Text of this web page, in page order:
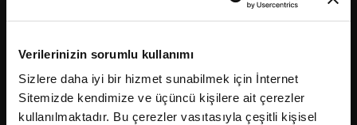
Verilerinizin sorumlu kullanımı
Sizlere daha iyi bir hizmet sunabilmek için İnternet
Sitemizde kendimize ve üçüncü kişilere ait çerezler
kullanılmaktadır. Bu çerezler vasıtasıyla çeşitli kişisel
2026Fikriyat. Tüm hakları saklıdır.